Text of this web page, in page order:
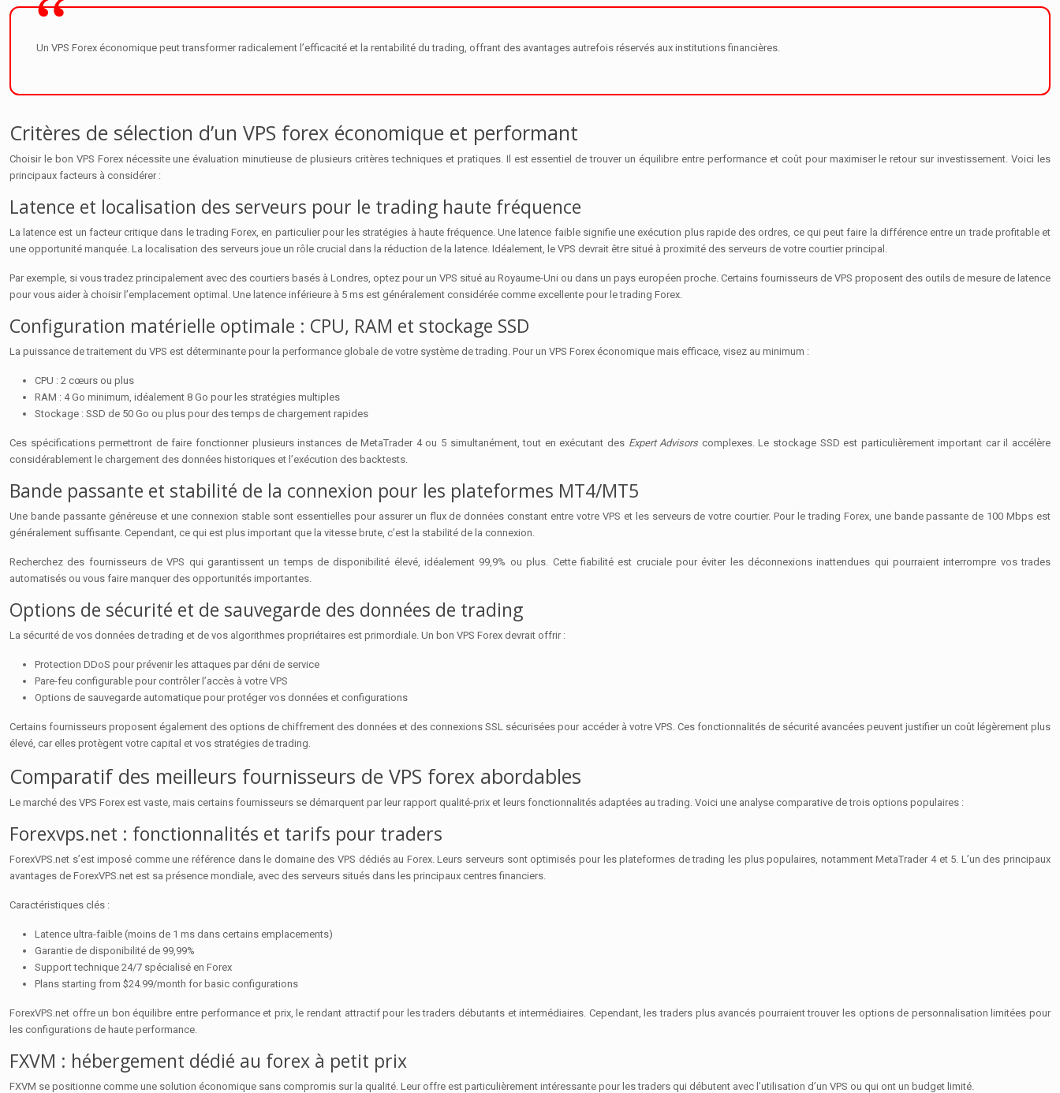
Un VPS Forex économique peut transformer radicalement l’efficacité et la rentabilité du trading, offrant des avantages autrefois réservés aux institutions financières.
Critères de sélection d’un VPS forex économique et performant
Choisir le bon VPS Forex nécessite une évaluation minutieuse de plusieurs critères techniques et pratiques. Il est essentiel de trouver un équilibre entre performance et coût pour maximiser le retour sur investissement. Voici les
principaux facteurs à considérer :
Latence et localisation des serveurs pour le trading haute fréquence
La latence est un facteur critique dans le trading Forex, en particulier pour les stratégies à haute fréquence. Une latence faible signifie une exécution plus rapide des ordres, ce qui peut faire la différence entre un trade profitable et
une opportunité manquée. La localisation des serveurs joue un rôle crucial dans la réduction de la latence. Idéalement, le VPS devrait être situé à proximité des serveurs de votre courtier principal.
Par exemple, si vous tradez principalement avec des courtiers basés à Londres, optez pour un VPS situé au Royaume-Uni ou dans un pays européen proche. Certains fournisseurs de VPS proposent des outils de mesure de latence
pour vous aider à choisir l’emplacement optimal. Une latence inférieure à 5 ms est généralement considérée comme excellente pour le trading Forex.
Configuration matérielle optimale : CPU, RAM et stockage SSD
La puissance de traitement du VPS est déterminante pour la performance globale de votre système de trading. Pour un VPS Forex économique mais efficace, visez au minimum :
CPU : 2 cœurs ou plus
RAM : 4 Go minimum, idéalement 8 Go pour les stratégies multiples
Stockage : SSD de 50 Go ou plus pour des temps de chargement rapides
Ces spécifications permettront de faire fonctionner plusieurs instances de MetaTrader 4 ou 5 simultanément, tout en exécutant des Expert Advisors complexes. Le stockage SSD est particulièrement important car il accélère
considérablement le chargement des données historiques et l’exécution des backtests.
Bande passante et stabilité de la connexion pour les plateformes MT4/MT5
Une bande passante généreuse et une connexion stable sont essentielles pour assurer un flux de données constant entre votre VPS et les serveurs de votre courtier. Pour le trading Forex, une bande passante de 100 Mbps est
généralement suffisante. Cependant, ce qui est plus important que la vitesse brute, c’est la stabilité de la connexion.
Recherchez des fournisseurs de VPS qui garantissent un temps de disponibilité élevé, idéalement 99,9% ou plus. Cette fiabilité est cruciale pour éviter les déconnexions inattendues qui pourraient interrompre vos trades
automatisés ou vous faire manquer des opportunités importantes.
Options de sécurité et de sauvegarde des données de trading
La sécurité de vos données de trading et de vos algorithmes propriétaires est primordiale. Un bon VPS Forex devrait offrir :
Protection DDoS pour prévenir les attaques par déni de service
Pare-feu configurable pour contrôler l’accès à votre VPS
Options de sauvegarde automatique pour protéger vos données et configurations
Certains fournisseurs proposent également des options de chiffrement des données et des connexions SSL sécurisées pour accéder à votre VPS. Ces fonctionnalités de sécurité avancées peuvent justifier un coût légèrement plus
élevé, car elles protègent votre capital et vos stratégies de trading.
Comparatif des meilleurs fournisseurs de VPS forex abordables
Le marché des VPS Forex est vaste, mais certains fournisseurs se démarquent par leur rapport qualité-prix et leurs fonctionnalités adaptées au trading. Voici une analyse comparative de trois options populaires :
Forexvps.net : fonctionnalités et tarifs pour traders
ForexVPS.net s’est imposé comme une référence dans le domaine des VPS dédiés au Forex. Leurs serveurs sont optimisés pour les plateformes de trading les plus populaires, notamment MetaTrader 4 et 5. L’un des principaux
avantages de ForexVPS.net est sa présence mondiale, avec des serveurs situés dans les principaux centres financiers.
Caractéristiques clés :
Latence ultra-faible (moins de 1 ms dans certains emplacements)
Garantie de disponibilité de 99,99%
Support technique 24/7 spécialisé en Forex
Plans starting from $24.99/month for basic configurations
ForexVPS.net offre un bon équilibre entre performance et prix, le rendant attractif pour les traders débutants et intermédiaires. Cependant, les traders plus avancés pourraient trouver les options de personnalisation limitées pour
les configurations de haute performance.
FXVM : hébergement dédié au forex à petit prix
FXVM se positionne comme une solution économique sans compromis sur la qualité. Leur offre est particulièrement intéressante pour les traders qui débutent avec l’utilisation d’un VPS ou qui ont un budget limité.